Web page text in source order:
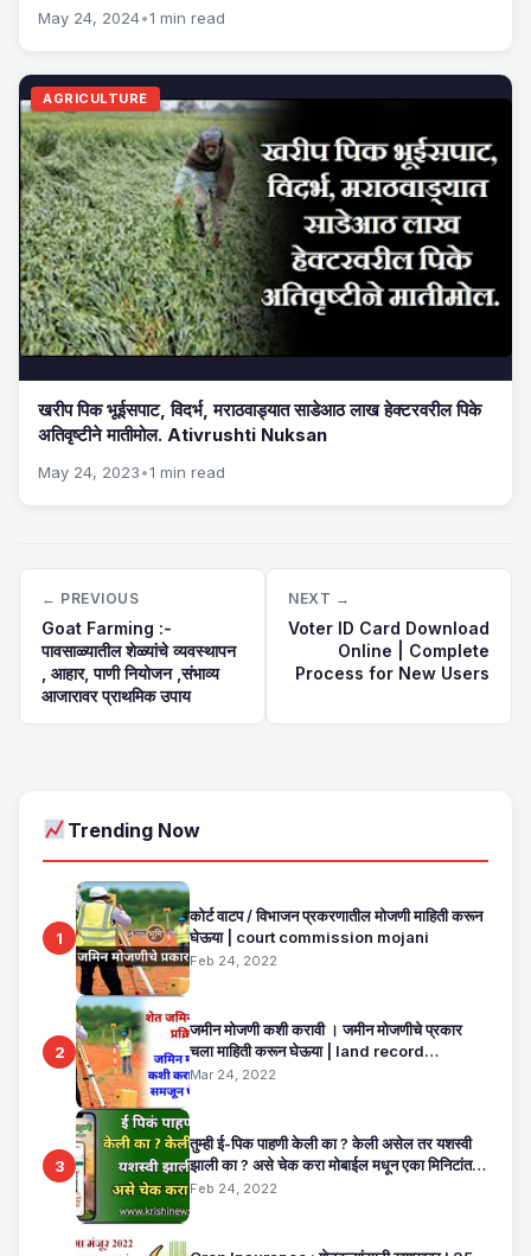
May 24, 2024•1 min read
AGRICULTURE
खरीप पिक भूईसपाट, विदर्भ, मराठवाड्यात साडेआठ लाख हेक्टरवरील पिके
अतिवृष्टीने मातीमोल. Ativrushti Nuksan
May 24, 2023•1 min read
← PREVIOUS
Goat Farming :-
पावसाळ्यातील शेळ्यांचे व्यवस्थापन
, आहार, पाणी नियोजन ,संभाव्य
आजारावर प्राथमिक उपाय
NEXT →
Voter ID Card Download
Online | Complete
Process for New Users
Trending Now
1
कोर्ट वाटप / विभाजन प्रकरणातील मोजणी माहिती करून
घेऊया | court commission mojani
Feb 24, 2022
2
जमीन मोजणी कशी करावी । जमीन मोजणीचे प्रकार
चला माहिती करून घेऊया | land record
maharashtra
Mar 24, 2022
3
तुम्ही ई-पिक पाहणी केली का ? केली असेल तर यशस्वी
झाली का ? असे चेक करा मोबाईल मधून एका मिनिटांत.
E Pik Pahani Status Check
Feb 24, 2022